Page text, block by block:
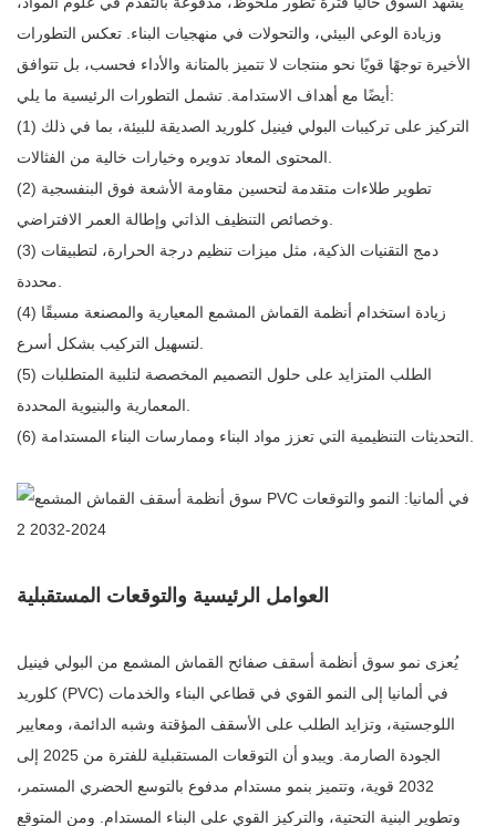
وزيادة الوعي البيئي، والتحولات في منهجيات البناء. تعكس التطورات
الأخيرة توجهًا قويًا نحو منتجات لا تتميز بالمتانة والأداء فحسب، بل تتوافق
أيضًا مع أهداف الاستدامة. تشمل التطورات الرئيسية ما يلي:
(1) التركيز على تركيبات البولي فينيل كلوريد الصديقة للبيئة، بما في ذلك
المحتوى المعاد تدويره وخيارات خالية من الفثالات.
(2) تطوير طلاءات متقدمة لتحسين مقاومة الأشعة فوق البنفسجية
وخصائص التنظيف الذاتي وإطالة العمر الافتراضي.
(3) دمج التقنيات الذكية، مثل ميزات تنظيم درجة الحرارة، لتطبيقات
محددة.
(4) زيادة استخدام أنظمة القماش المشمع المعيارية والمصنعة مسبقًا
لتسهيل التركيب بشكل أسرع.
(5) الطلب المتزايد على حلول التصميم المخصصة لتلبية المتطلبات
المعمارية والبنيوية المحددة.
(6) التحديثات التنظيمية التي تعزز مواد البناء وممارسات البناء المستدامة.
العوامل الرئيسية والتوقعات المستقبلية
يُعزى نمو سوق أنظمة أسقف صفائح القماش المشمع من البولي فينيل
كلوريد (PVC) في ألمانيا إلى النمو القوي في قطاعي البناء والخدمات
اللوجستية، وتزايد الطلب على الأسقف المؤقتة وشبه الدائمة، ومعايير
الجودة الصارمة. ويبدو أن التوقعات المستقبلية للفترة من 2025 إلى
2032 قوية، وتتميز بنمو مستدام مدفوع بالتوسع الحضري المستمر،
وتطوير البنية التحتية، والتركيز القوي على البناء المستدام. ومن المتوقع